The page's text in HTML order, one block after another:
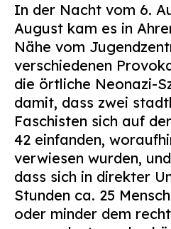
Über Uns
Infos &
Archiv
Kontakt
Suchen
nach:
In der Nacht vom 6.
August kam es in
Nähe vom
verschiedenen
die örtliche Neonazi-
damit, dass zwei
Faschisten sich auf
42 einfanden,
verwiesen wurden,
dass sich in direkter
Stunden ca. 25
oder minder dem